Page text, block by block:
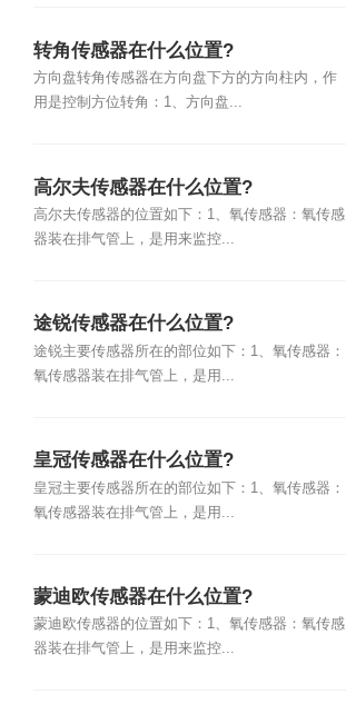
转角传感器在什么位置?
方向盘转角传感器在方向盘下方的方向柱内，作
用是控制方位转角：1、方向盘...
高尔夫传感器在什么位置?
高尔夫传感器的位置如下：1、氧传感器：氧传感
器装在排气管上，是用来监控...
途锐传感器在什么位置?
途锐主要传感器所在的部位如下：1、氧传感器：
氧传感器装在排气管上，是用...
皇冠传感器在什么位置?
皇冠主要传感器所在的部位如下：1、氧传感器：
氧传感器装在排气管上，是用...
蒙迪欧传感器在什么位置?
蒙迪欧传感器的位置如下：1、氧传感器：氧传感
器装在排气管上，是用来监控...